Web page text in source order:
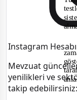
Instagram
Mevzuat
yenilikleri ve
takip edebilirsiniz: